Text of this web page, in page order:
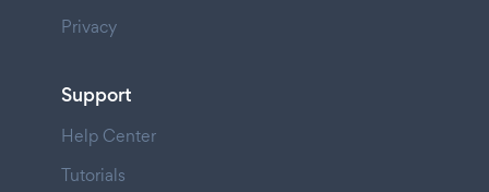
Privacy
Support
Help Center
Tutorials